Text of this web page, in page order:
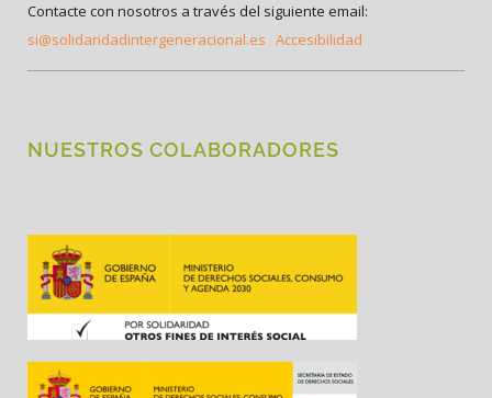
Contacte con nosotros a través del siguiente email:
si@solidaridadintergeneracional.es Accesibilidad
NUESTROS COLABORADORES